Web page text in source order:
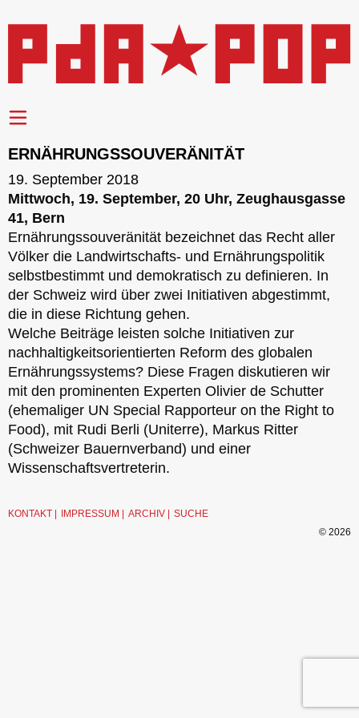
ERNÄHRUNGSSOUVERÄNITÄT
19. September 2018
Mittwoch, 19. September, 20 Uhr, Zeughausgasse
41, Bern
Ernährungssouveränität bezeichnet das Recht aller
Völker die Landwirtschafts- und Ernährungspolitik
selbstbestimmt und demokratisch zu definieren. In
der Schweiz wird über zwei Initiativen abgestimmt,
die in diese Richtung gehen.
Welche Beiträge leisten solche Initiativen zur
nachhaltigkeitsorientierten Reform des globalen
Ernährungssystems? Diese Fragen diskutieren wir
mit den prominenten Experten Olivier de Schutter
(ehemaliger UN Special Rapporteur on the Right to
Food), mit Rudi Berli (Uniterre), Markus Ritter
(Schweizer Bauernverband) und einer
Wissenschaftsvertreterin.
KONTAKT IMPRESSUM ARCHIV
SUCHE
© 2026